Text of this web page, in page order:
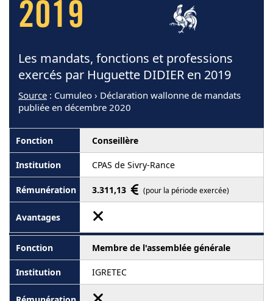
2019
Les mandats, fonctions et professions
exercés par Huguette DIDIER en 2019
Source : Cumuleo › Déclaration wallonne de mandats
publiée en décembre 2020
Conseillère
CPAS de Sivry-Rance
3.311,13 (pour la période exercée)
Membre de l'assemblée générale
IGRETEC